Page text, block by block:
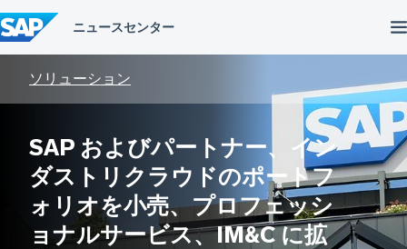
ン
テ
ン
ソリューション
SAP およびパートナー、イン
ダストリクラウドのポートフ
ォリオを小売、プロフェッシ
ョナルサービス、IM&C に拡